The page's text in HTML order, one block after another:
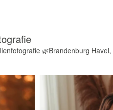
🌿Brandenburg